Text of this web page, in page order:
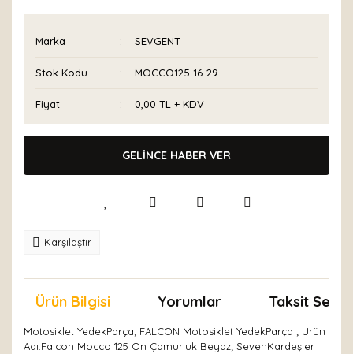
Marka SEVGENT
Stok Kodu MOCCO125-16-29
Fiyat 0,00 TL + KDV
GELİNCE HABER VER
Karşılaştır
Ürün Bilgisi Yorumlar Taksit
Motosiklet YedekParça; FALCON Motosiklet YedekParça ; Ürün
Adı:Falcon Mocco 125 Ön Çamurluk Beyaz; SevenKardeşler